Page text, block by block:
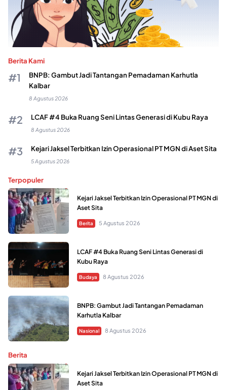
Berita Kami
BNPB: Gambut Jadi Tantangan Pemadaman Karhutla
Kalbar
8 Agustus 2026
LCAF #4 Buka Ruang Seni Lintas Generasi di Kubu Raya
8 Agustus 2026
Kejari Jaksel Terbitkan Izin Operasional PT MGN di Aset Sita
5 Agustus 2026
Terpopuler
Kejari Jaksel Terbitkan Izin Operasional PT MGN di
Aset Sita
Berita 5 Agustus 2026
LCAF #4 Buka Ruang Seni Lintas Generasi di
Kubu Raya
Budaya 8 Agustus 2026
BNPB: Gambut Jadi Tantangan Pemadaman
Karhutla Kalbar
Nasional 8 Agustus 2026
Berita
Kejari Jaksel Terbitkan Izin Operasional PT MGN di
Aset Sita